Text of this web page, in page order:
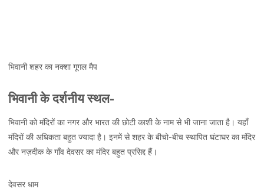
भिवानी शहर का नक्शा गूगल मैप
भिवानी के दर्शनीय स्थल-
भिवानी को मंदिरों का नगर और भारत की छोटी काशी के नाम से भी जाना जाता है। यहाँ
मंदिरों की अधिकता बहुत ज्यादा है। इनमें से शहर के बीचो-बीच स्थापित घंटाघर का मंदिर
और नज़दीक के गाँव देवसर का मंदिर बहुत प्रसिद्द हैं।
देवसर धाम